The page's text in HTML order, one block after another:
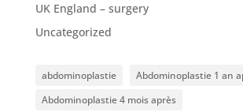
UK England – surgery
Uncategorized
abdominoplastie
Abdominoplastie 1 an
Abdominoplastie 4 mois après